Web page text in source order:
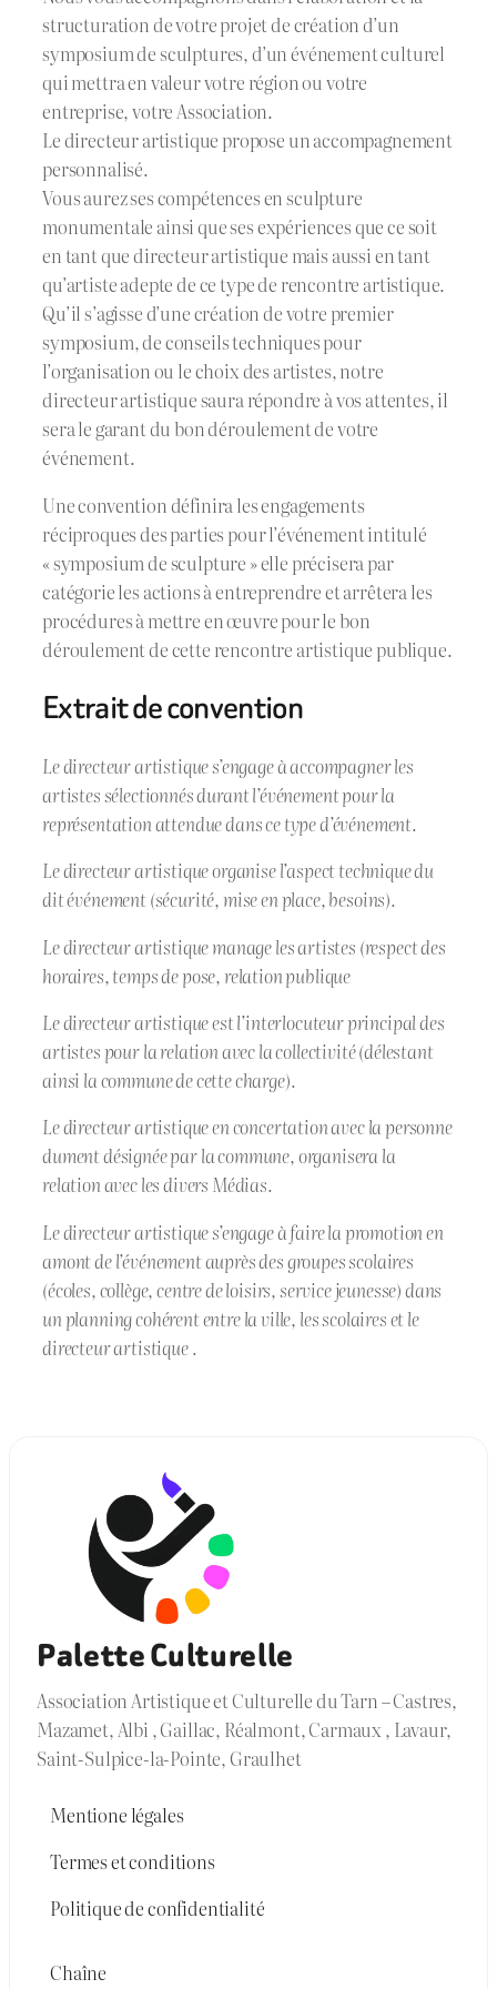
structuration de votre projet de création d’un
symposium de sculptures, d’un événement culturel
qui mettra en valeur votre région ou votre
entreprise, votre Association.
Le directeur artistique propose un accompagnement
personnalisé.
Vous aurez ses compétences en sculpture
monumentale ainsi que ses expériences que ce soit
en tant que directeur artistique mais aussi en tant
qu’artiste adepte de ce type de rencontre artistique.
Qu’il s’agisse d’une création de votre premier
symposium, de conseils techniques pour
l’organisation ou le choix des artistes, notre
directeur artistique saura répondre à vos attentes, il
sera le garant du bon déroulement de votre
événement.
Une convention définira les engagements
réciproques des parties pour l’événement intitulé
« symposium de sculpture » elle précisera par
catégorie les actions à entreprendre et arrêtera les
procédures à mettre en œuvre pour le bon
déroulement de cette rencontre artistique publique.
Extrait de convention
Le directeur artistique s’engage à accompagner les
artistes sélectionnés durant l’événement pour la
représentation attendue dans ce type d’événement.
Le directeur artistique organise l’aspect technique du
dit événement (sécurité, mise en place, besoins).
Le directeur artistique manage les artistes (respect des
horaires, temps de pose, relation publique
Le directeur artistique est l’interlocuteur principal des
artistes pour la relation avec la collectivité (délestant
ainsi la commune de cette charge).
Le directeur artistique en concertation avec la personne
dument désignée par la commune, organisera la
relation avec les divers Médias.
Le directeur artistique s’engage à faire la promotion en
amont de l’événement auprès des groupes scolaires
(écoles, collège, centre de loisirs, service jeunesse) dans
un planning cohérent entre la ville, les scolaires et le
directeur artistique .
Palette Culturelle
Association Artistique et Culturelle du Tarn – Castres,
Mazamet, Albi , Gaillac, Réalmont, Carmaux , Lavaur,
Saint-Sulpice-la-Pointe, Graulhet
Mentione légales
Termes et conditions
Politique de confidentialité
Chaîne